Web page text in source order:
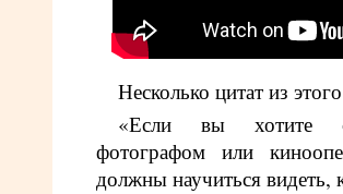
Несколько цитат из
«Если вы хотите
фотографом или
должны научиться видеть,